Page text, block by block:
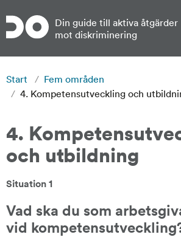
Din guide till aktiva åtgärder
mot diskriminering
Start / Fem områden
/ 4. Kompetensutveckling och
4.
och utbildning
Situation 1
Vad ska du som
vid